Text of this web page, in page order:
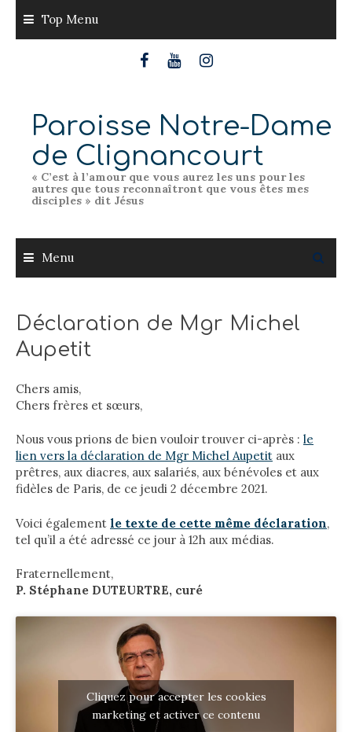
content
Top Menu
Paroisse Notre-Dame
de Clignancourt
« C’est à l’amour que vous aurez les uns pour les
autres que tous reconnaîtront que vous êtes mes
disciples » dit Jésus
Menu
Déclaration de Mgr Michel
Aupetit
Chers amis,
Chers frères et sœurs,
Nous vous prions de bien vouloir trouver ci-après : le
lien vers la déclaration de Mgr Michel Aupetit aux
prêtres, aux diacres, aux salariés, aux bénévoles et aux
fidèles de Paris, de ce jeudi 2 décembre 2021.
Voici également le texte de cette même déclaration,
tel qu’il a été adressé ce jour à 12h aux médias.
Fraternellement,
P. Stéphane DUTEURTRE, curé
Cliquez pour accepter les cookies
marketing et activer ce contenu